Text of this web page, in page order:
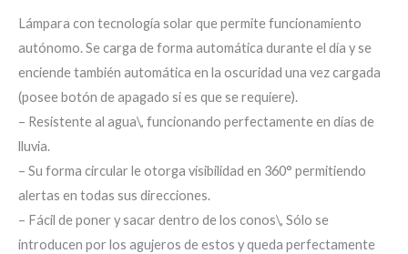
Lámpara con tecnología solar que permite funcionamiento
autónomo. Se carga de forma automática durante el día y se
enciende también automática en la oscuridad una vez cargada
(posee botón de apagado si es que se requiere).
– Resistente al agua\, funcionando perfectamente en días de
lluvia.
– Su forma circular le otorga visibilidad en 360° permitiendo
alertas en todas sus direcciones.
– Fácil de poner y sacar dentro de los conos\, Sólo se
introducen por los agujeros de estos y queda perfectamente